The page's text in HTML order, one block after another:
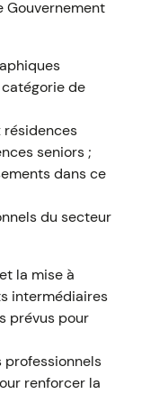
Gouvernement
de
seniors ;
dans ce
du secteur
la mise à
intermédiaires
prévus pour
professionnels
renforcer la